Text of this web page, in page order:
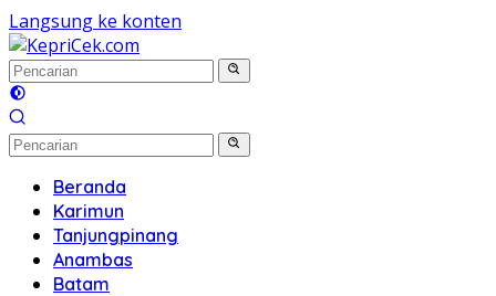
Langsung ke konten
Beranda
Karimun
Tanjungpinang
Anambas
Batam